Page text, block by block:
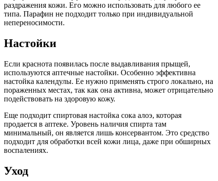
раздражения кожи. Его можно использовать для любого ее
типа. Парафин не подходит только при индивидуальной
непереносимости.
Настойки
Если краснота появилась после выдавливания прыщей,
используются аптечные настойки. Особенно эффективна
настойка календулы. Ее нужно применять строго локально, на
пораженных местах, так как она активна, может отрицательно
подействовать на здоровую кожу.
Еще подходит спиртовая настойка сока алоэ, которая
продается в аптеке. Уровень наличия спирта там
минимальный, он является лишь консервантом. Это средство
подходит для обработки всей кожи лица, даже при обширных
воспалениях.
Уход